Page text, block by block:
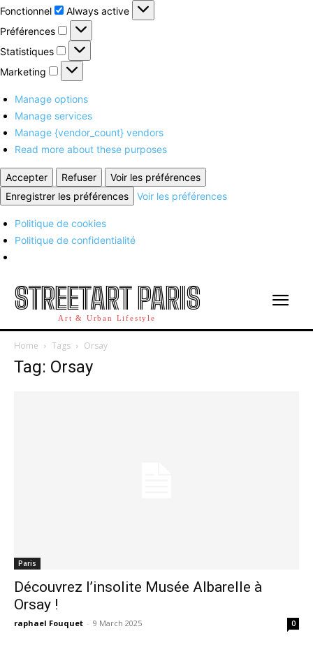
Fonctionnel
Fonctionnel
Always active
Préférences
Préférences
Statistiques
Statistiques
Marketing
Marketing
Manage options
Manage services
Manage {vendor_count} vendors
Read more about these purposes
Accepter Refuser
Voir les préférences
Enregistrer les préférences
Voir les préférences
Politique de cookies
Politique de confidentialité
STREETART PARIS
Art & Urban Lifestyle
Home Tags Orsay
Tag: Orsay
Paris
Découvrez l’insolite Musée Albarelle à
Orsay !
raphael Fouquet - 9 March 2025 0